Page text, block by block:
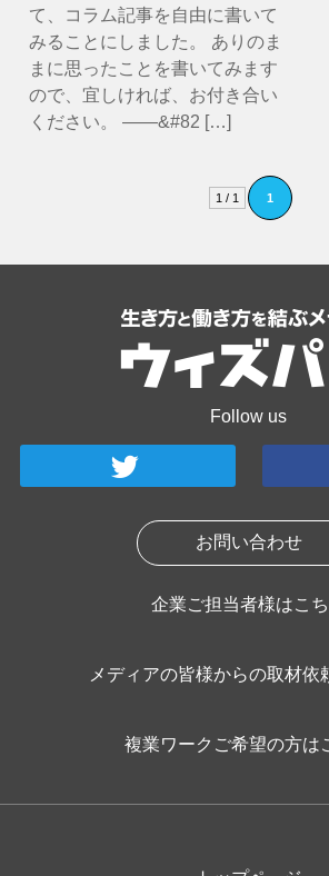
て、コラム記事を自由に書いて
みることにしました。 ありのま
まに思ったことを書いてみます
ので、宜しければ、お付き合い
ください。 ——&#82 […]
1 / 1 1
Follow us
お問い合わせ
企業ご担当者様はこ
メディアの皆様からの取材依
複業ワークご希望の方は